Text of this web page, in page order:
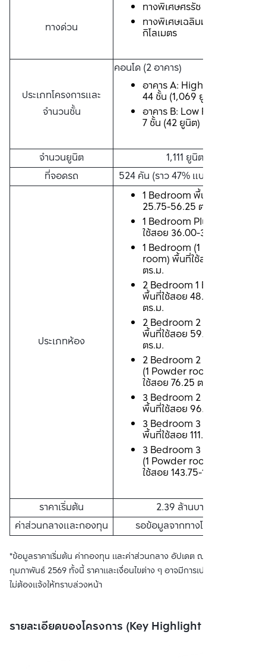
ทางด่วน
ทางพิเศษศรรัช 4  กิโลเมตร
ทางพิเศษเฉลิมมหานคร 6.6
กิโลเมตร
ประเภทโครงการและ
จำนวนชั้น
คอนโด (2 อาคาร)
อาคาร A: High Rise จำนวน
44 ชั้น (1,069 ยูนิต)
อาคาร B: Low Rise จำนวน
7 ชั้น (42 ยูนิต)
จำนวนยูนิต
1,111 ยูนิต
ที่จอดรถ
524 คัน (ราว 47% แบบไม่ซ้อนคัน)
ประเภทห้อง
1 Bedroom พื้นที่ใช้สอย
25.75-56.25 ตร.ม.
1 Bedroom Plus พื้นที่
ใช้สอย 36.00-37.25 ตร.ม.
1 Bedroom (1 Powder
room) พื้นที่ใช้สอย 61.50
ตร.ม.
2 Bedroom 1 Bathroom
พื้นที่ใช้สอย 48.25-49.50
ตร.ม.
2 Bedroom 2 Bathroom
พื้นที่ใช้สอย 59.75-66.00
ตร.ม.
2 Bedroom 2 Bathroom
(1 Powder room) พื้นที่
ใช้สอย 76.25 ตร.ม.
3 Bedroom 2 Bathroom
พื้นที่ใช้สอย 96.50 ตร.ม.
3 Bedroom 3 Bathroom
พื้นที่ใช้สอย 111.50 ตร.ม.
3 Bedroom 3 Bathroom
(1 Powder room) พื้นที่
ใช้สอย 143.75-168.75 ตร.ม.
ราคาเริ่มต้น
2.39 ล้านบาท*
ค่าส่วนกลางและกองทุน
รอข้อมูลจากทางโครงการ
*ข้อมูลราคาเริ่มต้น ค่ากองทุน และค่าส่วนกลาง อัปเดต ณ เดือน
กุมภาพันธ์ 2569 ทั้งนี้ ราคาและเงื่อนไขต่าง ๆ อาจมีการเปลี่ยนแปลงโดย
ไม่ต้องแจ้งให้ทราบล่วงหน้า
รายละเอียดของโครงการ (Key Highlight Project)